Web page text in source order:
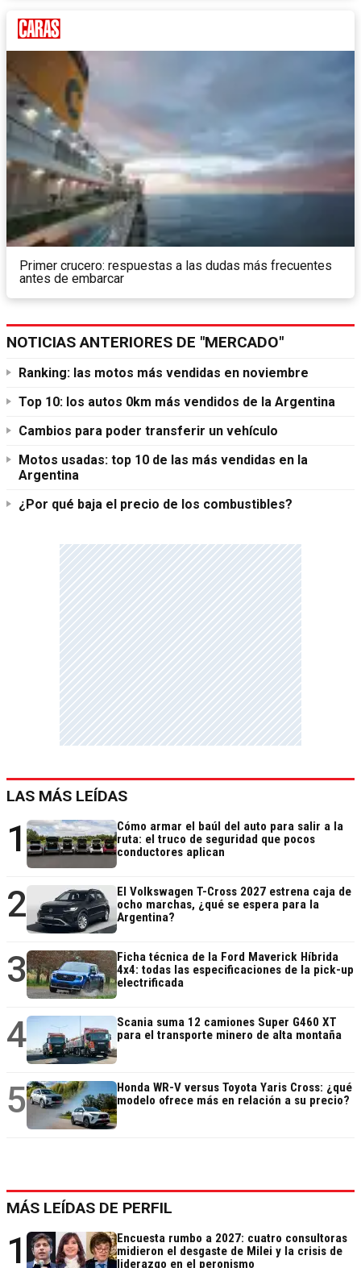
Primer crucero: respuestas a las dudas más frecuentes
antes de embarcar
NOTICIAS ANTERIORES DE "MERCADO"
Ranking: las motos más vendidas en noviembre
Top 10: los autos 0km más vendidos de la Argentina
Cambios para poder transferir un vehículo
Motos usadas: top 10 de las más vendidas en la
Argentina
¿Por qué baja el precio de los combustibles?
LAS MÁS LEÍDAS
1
Cómo armar el baúl del auto para salir a la
ruta: el truco de seguridad que pocos
conductores aplican
2
El Volkswagen T-Cross 2027 estrena caja de
ocho marchas, ¿qué se espera para la
Argentina?
3
Ficha técnica de la Ford Maverick Híbrida
4x4: todas las especificaciones de la pick-up
electrificada
4
Scania suma 12 camiones Super G460 XT
para el transporte minero de alta montaña
5
Honda WR-V versus Toyota Yaris Cross: ¿qué
modelo ofrece más en relación a su precio?
MÁS LEÍDAS DE PERFIL
1
Encuesta rumbo a 2027: cuatro consultoras
midieron el desgaste de Milei y la crisis de
liderazgo en el peronismo